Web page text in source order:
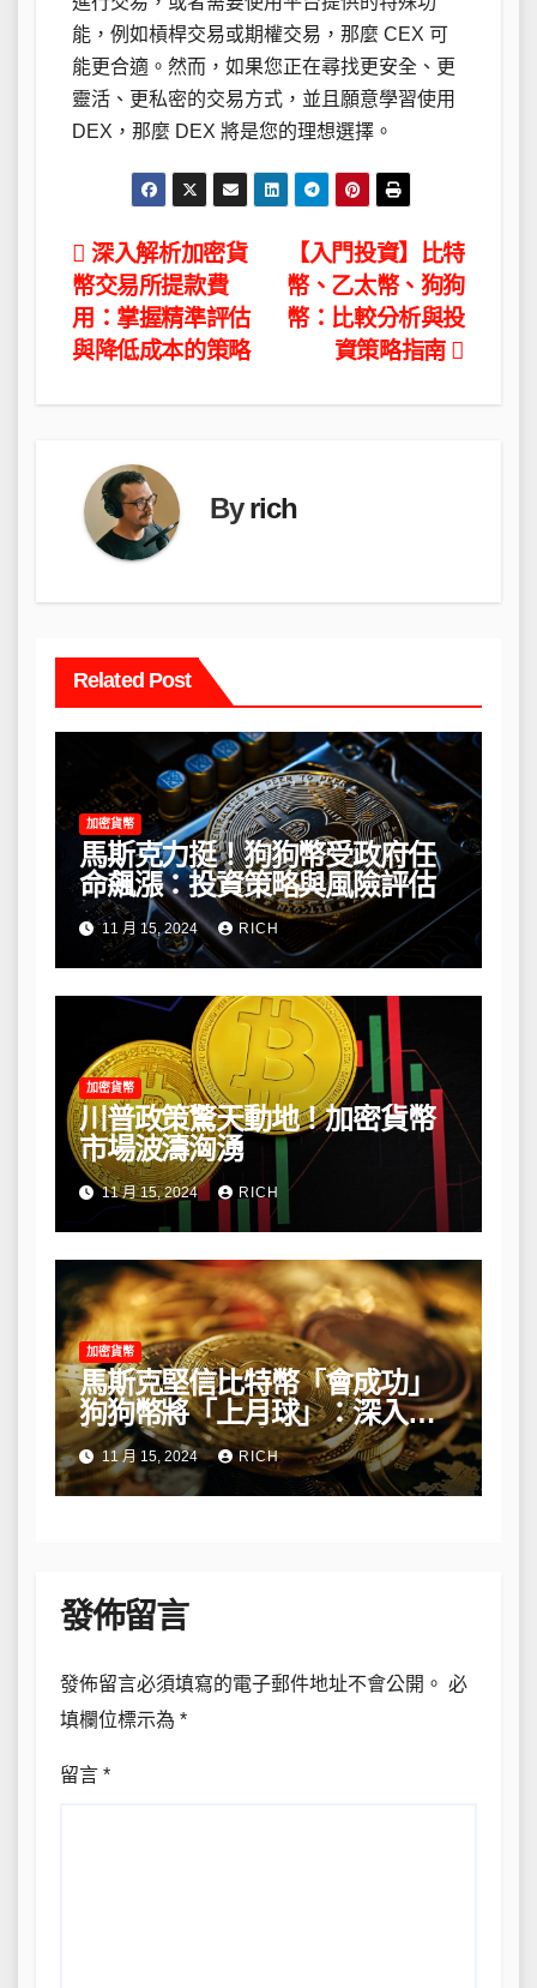
能，例如槓桿交易或期權交易，那麼 CEX 可
能更合適。然而，如果您正在尋找更安全、更
靈活、更私密的交易方式，並且願意學習使用
DEX，那麼 DEX 將是您的理想選擇。
文
章
導
覽
【入門投資】比特
幣、乙太幣、狗狗
幣：比較分析與投
資策略指南
深入解析加密貨
幣交易所提款費
用：掌握精準評估
與降低成本的策略
Byrich
Related Post
加密貨幣
馬斯克力挺！狗狗幣受政府任
命飆漲：投資策略與風險評估
11 月 15, 2024 RICH
加密貨幣
川普政策驚天動地！加密貨幣
市場波濤洶湧
11 月 15, 2024 RICH
加密貨幣
馬斯克堅信比特幣「會成功」
狗狗幣將「上月球」：深入解
析他的長期看法
11 月 15, 2024 RICH
發佈留言
發佈留言必須填寫的電子郵件地址不會公開。 必
填欄位標示為 *
留言 *